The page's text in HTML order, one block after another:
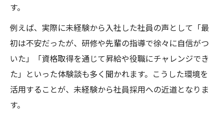
未経験から現場作業社員へ安心の転職環境
埼玉県三郷市で未経験から社員へ転身する秘訣
鉄筋工未経験求人で社員転身を成功させる
方法
す。
例えば、実際に未経験から入社した社員の声として「最
初は不安だったが、研修や先輩の指導で徐々に自信がつ
いた」「資格取得を通じて昇給や役職にチャレンジでき
た」といった体験談も多く聞かれます。こうした環境を
活用することが、未経験から社員採用への近道となりま
す。